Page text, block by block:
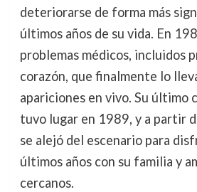
deteriorarse de forma más
últimos años de su vida. En
problemas médicos, incluidos
corazón, que finalmente lo
apariciones en vivo. Su último
tuvo lugar en 1989, y a partir
se alejó del escenario para
últimos años con su familia y
cercanos.